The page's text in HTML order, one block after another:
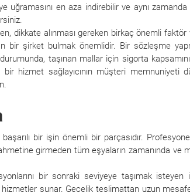
uğramasını en aza indirebilir ve aynı
dikkate alınması gereken birkaç önemli
bir şirket bulmak önemlidir. Bir sözleşme
taşınan mallar için sigorta
bir hizmet sağlayıcının müşteri memnuniyeti
başarılı bir işin önemli bir parçasıdır.
girmeden tüm eşyaların zamanında ve
bir sonraki seviyeye taşımak
hizmetler sunar. Gecelik teslimattan uzun